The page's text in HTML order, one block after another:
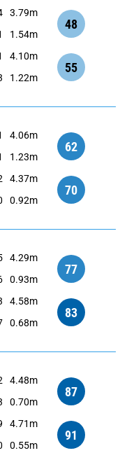
3.79m
1.54m
48
4.10m
1.22m
55
4.06m
1.23m
62
4.37m
0.92m
70
4.29m
0.93m
77
4.58m
0.68m
83
4.48m
0.70m
87
4.71m
0.55m
91